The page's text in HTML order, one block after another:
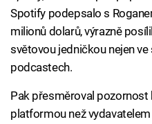
Spotify podepsalo s
milionů dolarů, výrazně
světovou jedničkou nejen
podcastech.
Pak přesměroval pozornost
platformou než